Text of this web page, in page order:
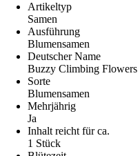
Artikeltyp
Samen
Ausführung
Blumensamen
Deutscher Name
Buzzy Climbing Flowers
Sorte
Blumensamen
Mehrjährig
Ja
Inhalt reicht für ca.
1 Stück